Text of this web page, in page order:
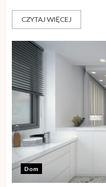
CZYTAJ WIĘCEJ
Dom